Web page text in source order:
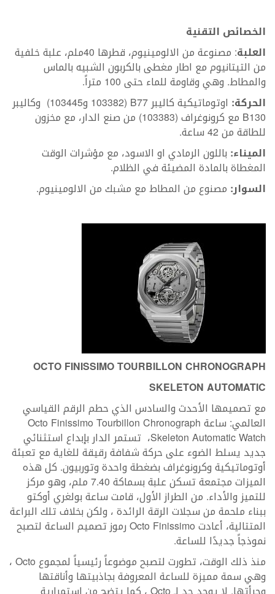
الخصائص التقنية
العلبة
: مصنوعة من الالومينيوم، قطرها 40ملم، علبة خلفية
من التيتانيوم مع اطار مغطى بالكربون الشبيه بالماس
والمطاط. وهي وقاومة للماء حتى 100 متراً.
الحركة:
اوتوماتيكية كاليبر B77 (103382 و103445) وكاليبر
B130 مع كرونوغراف (103383) من صنع الدار، مع مخزون
للطاقة من 42 ساعة.
الميناء: باللون الرمادي او الاسود، مع مؤشرات الوقت
المغطاة بالمادة المضيئة في الظلام.
السوار: مصنوع من المطاط مع مشبك من الالومينيوم.
OCTO FINISSIMO TOURBILLON CHRONOGRAPH
SKELETON AUTOMATIC
مع تصميمها الأحدث والسادس الذي حطم الرقم القياسي
العالمي: ساعة Octo Finissimo Tourbillon Chronograph
Skeleton Automatic Watch، تستمر الدار بإبداع استثنائي
جديد يسلط الضوء على حركة شفافة رقيقة للغاية مع تعبئة
أوتوماتيكية وكرونوغراف بضغطة واحدة وتوربيون. كل هذه
الميزات مجتمعة تسكن علبة بسماكة 7.40 ملم، وهو مركز
للتميز والأداء. من الطراز الأول، قامت ساعة بولغري أوكتو
ببناء ملحمة من سجلات الرقة الرائدة ، ولكن بخلاف تلك البراعة
المتتالية، أعادت Octo Finissimo رموز تصميم الساعة لتصبح
نموذجاً جديدًا للساعة.
منذ ذلك الوقت، تطورت لتصبح موضوعاً رئيسياً لمجموع Octo ،
وهي سمة مميزة للساعة المعروفة بجاذبيتها وأناقتها